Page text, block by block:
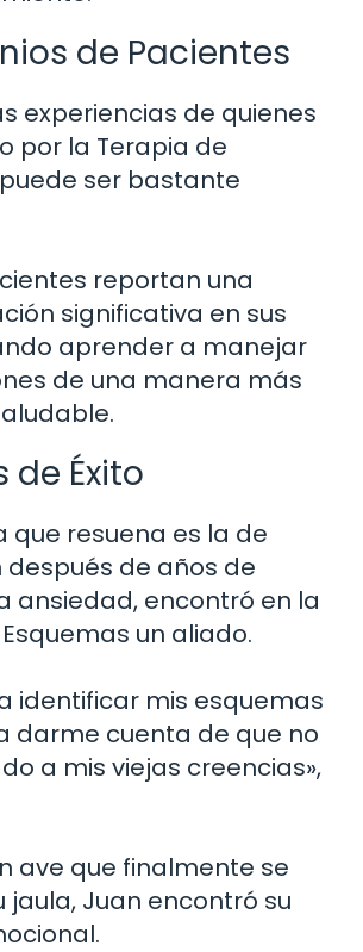
de Pacientes
experiencias de quienes
por la Terapia de
ser bastante
reportan una
significativa en sus
aprender a manejar
de una manera más
de Éxito
que resuena es la de
después de años de
ansiedad, encontró en la
un aliado.
identificar mis esquemas
darme cuenta de que no
a mis viejas creencias»,
ave que finalmente se
jaula, Juan encontró su